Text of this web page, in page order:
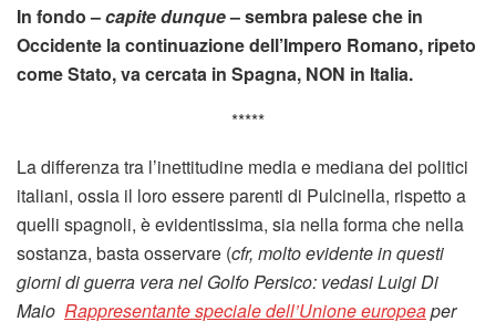
In fondo –capite dunque– sembra palese che in
Occidente la continuazione dell’Impero Romano, ripeto
come Stato, va cercata in Spagna, NON in Italia.
*****
La differenza tra l’inettitudine media e mediana dei politici
italiani, ossia il loro essere parenti di Pulcinella, rispetto a
quelli spagnoli, è evidentissima, sia nella forma che nella
sostanza, basta osservare (cfr, molto evidente in questi
giorni di guerra vera nel Golfo Persico: vedasi Luigi Di
Maio Rappresentante speciale dell’Unione europeaper